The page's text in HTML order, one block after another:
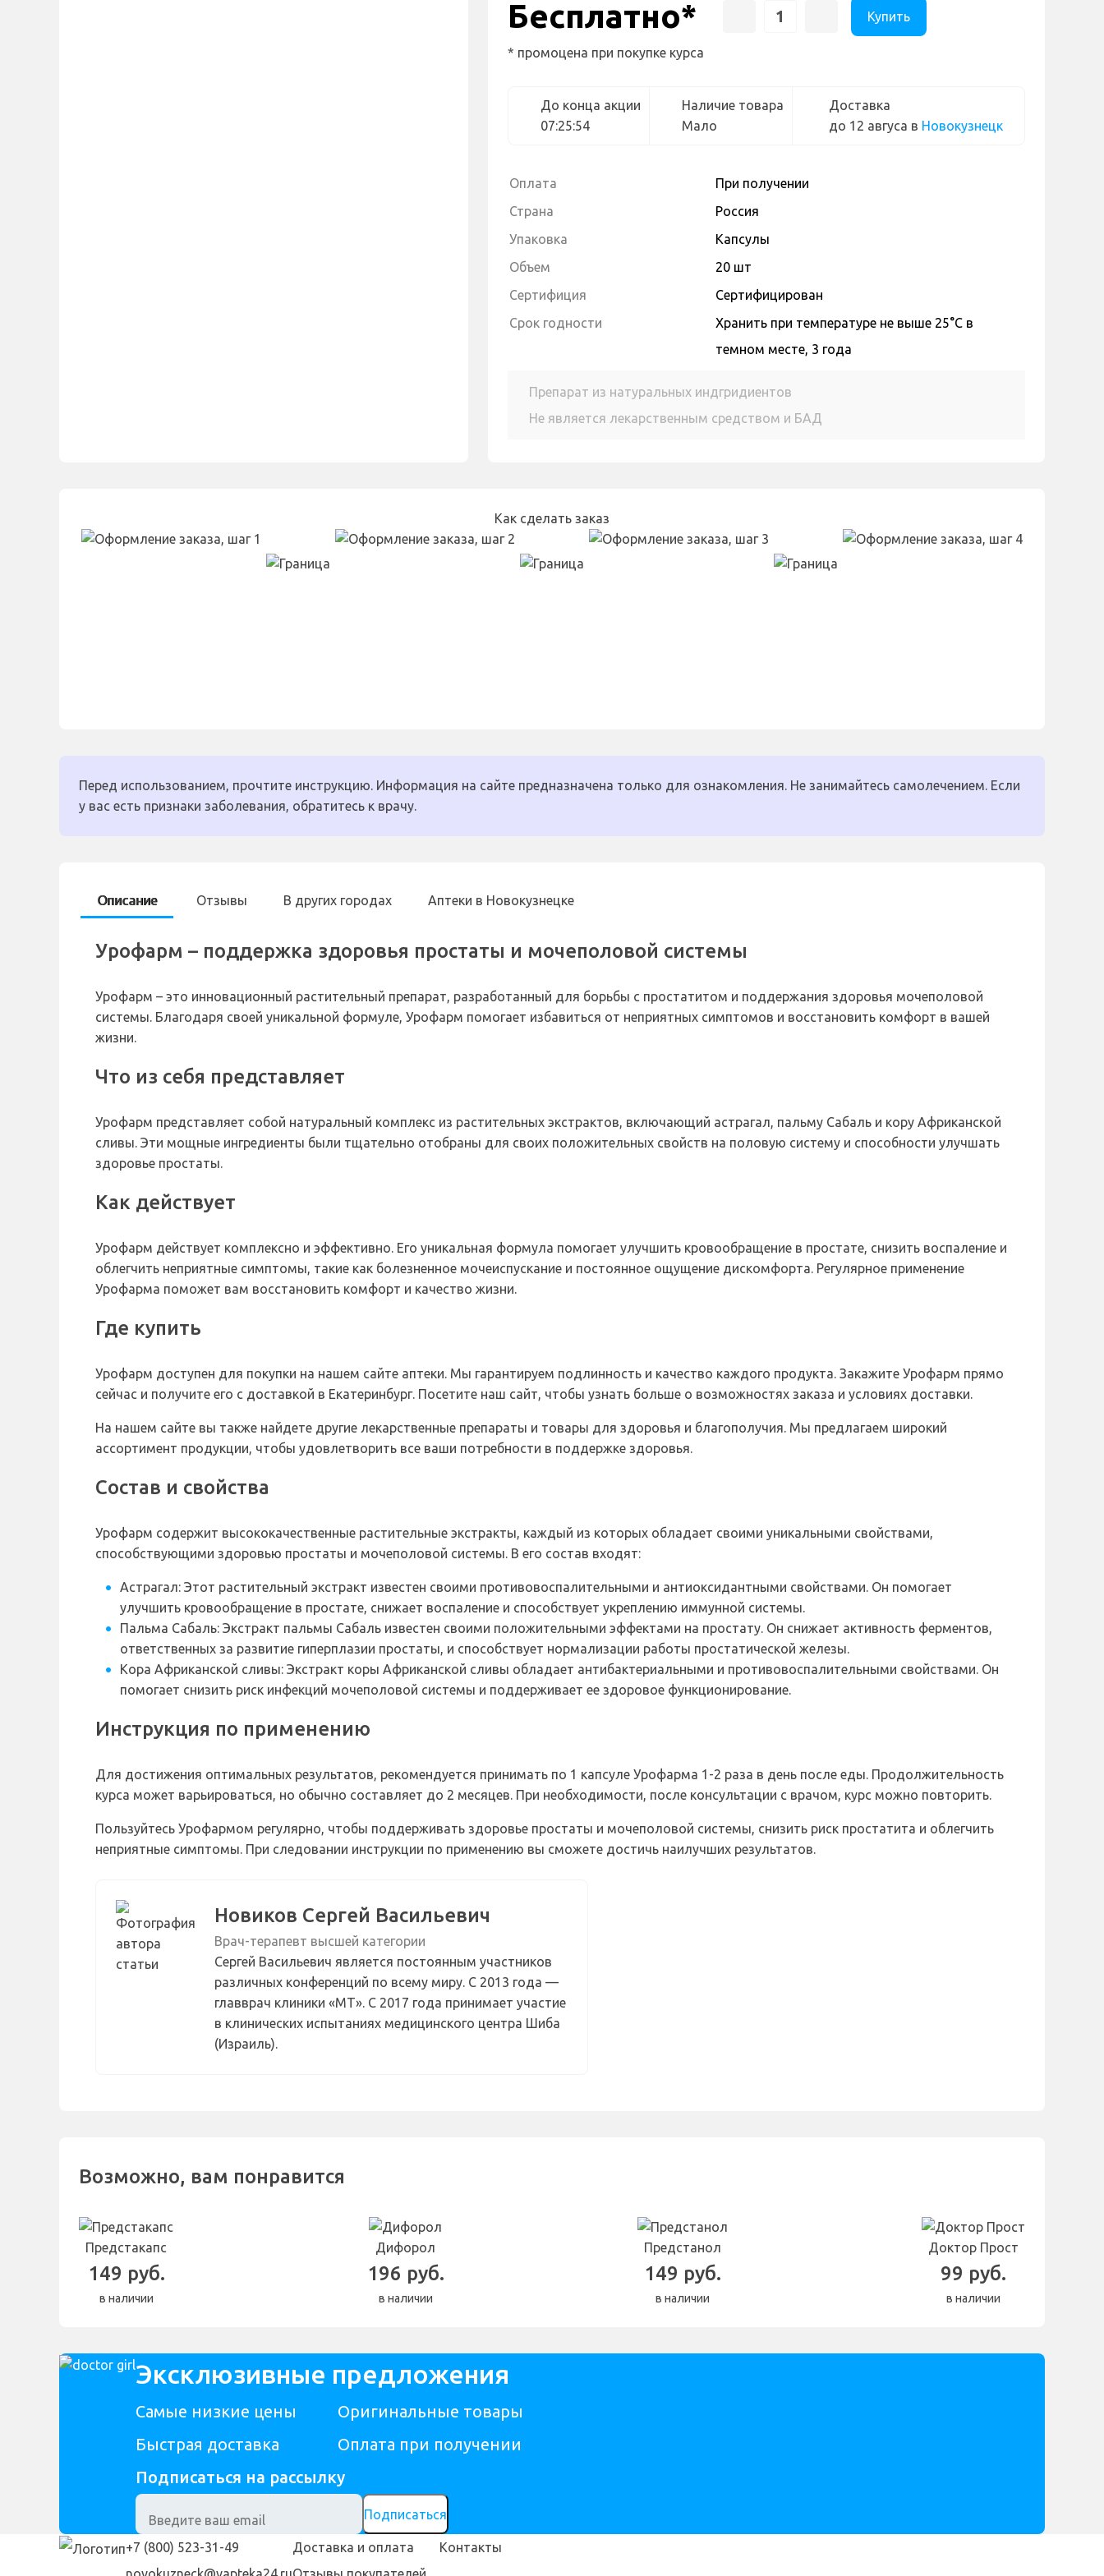
Бесплатно* Купить
* промоцена при покупке курса
До конца акции
07:25:53
Наличие товара
Мало
Доставка
до 12 авгуса в Новокузнецк
Оплата
При получении
Страна
Россия
Упаковка
Капсулы
Объем
20 шт
Сертифиция
Сертифицирован
Cрок годности
Хранить при температуре не выше 25°С в
темном месте, 3 года
Препарат из натуральных индгридиентов
Не является лекарственным средством и БАД
Как сделать заказ
Перед использованием, прочтите инструкцию. Информация на сайте предназначена только для ознакомления. Не занимайтесь самолечением. Если
у вас есть признаки заболевания, обратитесь к врачу.
Описание Отзывы В других городах Аптеки в Новокузнецке
Урофарм – поддержка здоровья простаты и мочеполовой системы
Урофарм – это инновационный растительный препарат, разработанный для борьбы с простатитом и поддержания здоровья мочеполовой
системы. Благодаря своей уникальной формуле, Урофарм помогает избавиться от неприятных симптомов и восстановить комфорт в вашей
жизни.
Что из себя представляет
Урофарм представляет собой натуральный комплекс из растительных экстрактов, включающий астрагал, пальму Сабаль и кору Африканской
сливы. Эти мощные ингредиенты были тщательно отобраны для своих положительных свойств на половую систему и способности улучшать
здоровье простаты.
Как действует
Урофарм действует комплексно и эффективно. Его уникальная формула помогает улучшить кровообращение в простате, снизить воспаление и
облегчить неприятные симптомы, такие как болезненное мочеиспускание и постоянное ощущение дискомфорта. Регулярное применение
Урофарма поможет вам восстановить комфорт и качество жизни.
Где купить
Урофарм доступен для покупки на нашем сайте аптеки. Мы гарантируем подлинность и качество каждого продукта. Закажите Урофарм прямо
сейчас и получите его с доставкой в Екатеринбург. Посетите наш сайт, чтобы узнать больше о возможностях заказа и условиях доставки.
На нашем сайте вы также найдете другие лекарственные препараты и товары для здоровья и благополучия. Мы предлагаем широкий
ассортимент продукции, чтобы удовлетворить все ваши потребности в поддержке здоровья.
Состав и свойства
Урофарм содержит высококачественные растительные экстракты, каждый из которых обладает своими уникальными свойствами,
способствующими здоровью простаты и мочеполовой системы. В его состав входят:
Астрагал: Этот растительный экстракт известен своими противовоспалительными и антиоксидантными свойствами. Он помогает
улучшить кровообращение в простате, снижает воспаление и способствует укреплению иммунной системы.
Пальма Сабаль: Экстракт пальмы Сабаль известен своими положительными эффектами на простату. Он снижает активность ферментов,
ответственных за развитие гиперплазии простаты, и способствует нормализации работы простатической железы.
Кора Африканской сливы: Экстракт коры Африканской сливы обладает антибактериальными и противовоспалительными свойствами. Он
помогает снизить риск инфекций мочеполовой системы и поддерживает ее здоровое функционирование.
Инструкция по применению
Для достижения оптимальных результатов, рекомендуется принимать по 1 капсуле Урофарма 1-2 раза в день после еды. Продолжительность
курса может варьироваться, но обычно составляет до 2 месяцев. При необходимости, после консультации с врачом, курс можно повторить.
Пользуйтесь Урофармом регулярно, чтобы поддерживать здоровье простаты и мочеполовой системы, снизить риск простатита и облегчить
неприятные симптомы. При следовании инструкции по применению вы сможете достичь наилучших результатов.
Новиков Сергей Васильевич
Врач-терапевт высшей категории
Сергей Васильевич является постоянным участников
различных конференций по всему миру. С 2013 года —
главврач клиники «МТ». С 2017 года принимает участие
в клинических испытаниях медицинского центра Шиба
(Израиль).
Возможно, вам понравится
Предстакапс
149 руб.
в наличии
Дифорол
196 руб.
в наличии
Предстанол
149 руб.
в наличии
Доктор Прост
99 руб.
в наличии
Эксклюзивные предложения
Самые низкие цены
Быстрая доставка
Оригинальные товары
Оплата при получении
Подписаться на рассылку
Подписаться
+7 (800) 523-31-49
Доставка и оплата
Контакты